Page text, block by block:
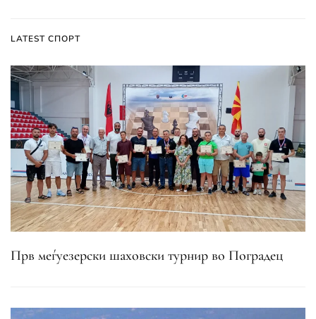
LATEST СПОРТ
Прв меѓуезерски шаховски турнир во Поградец